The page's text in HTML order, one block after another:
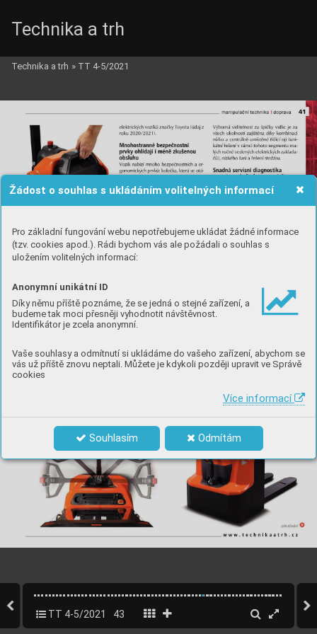
Žádost o souhlas s ukládáním volitelných informací
Pro základní fungování webu nepotřebujeme ukládat žádné informace
(tzv. cookies apod.). Rádi bychom vás ale požádali o souhlas s
uložením volitelných informací:
Anonymní unikátní ID
Díky němu příště poznáme, že se jedná o stejné zařízení, a
budeme tak moci přesněji vyhodnotit návštěvnost.
Identifikátor je zcela anonymní.
Vaše souhlasy a odmítnutí si ukládáme do vašeho zařízení, abychom se
vás už příště znovu neptali. Můžete je kdykoli později upravit ve Správě
cookies
Více informací
Souhlasím Odmítám
Technika a trh
Technika a trh » TT 4-5/2021
TT 4-5/2021 43